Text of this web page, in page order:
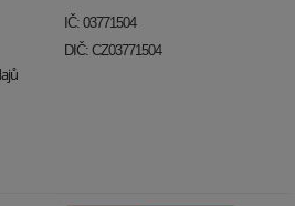
IČ: 03771504
DIČ: CZ03771504